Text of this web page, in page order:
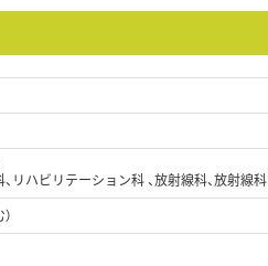
、リハビリテーション科 、放射線科、放射線科